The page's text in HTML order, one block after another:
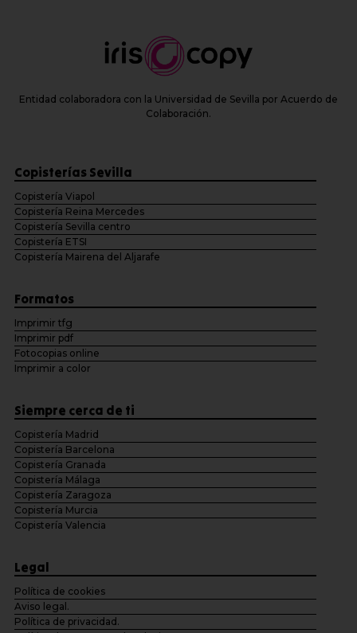
Entidad colaboradora con la Universidad de Sevilla por Acuerdo de
Colaboración.
Copisterías Sevilla
Copistería Viapol
Copistería Reina Mercedes
Copistería Sevilla centro
Copistería ETSI
Copistería Mairena del Aljarafe
Formatos
Imprimir tfg
Imprimir pdf
Fotocopias online
Imprimir a color
Siempre cerca de ti
Copistería Madrid
Copistería Barcelona
Copistería Granada
Copistería Málaga
Copistería Zaragoza
Copistería Murcia
Copistería Valencia
Legal
Política de cookies
Aviso legal.
Política de privacidad.